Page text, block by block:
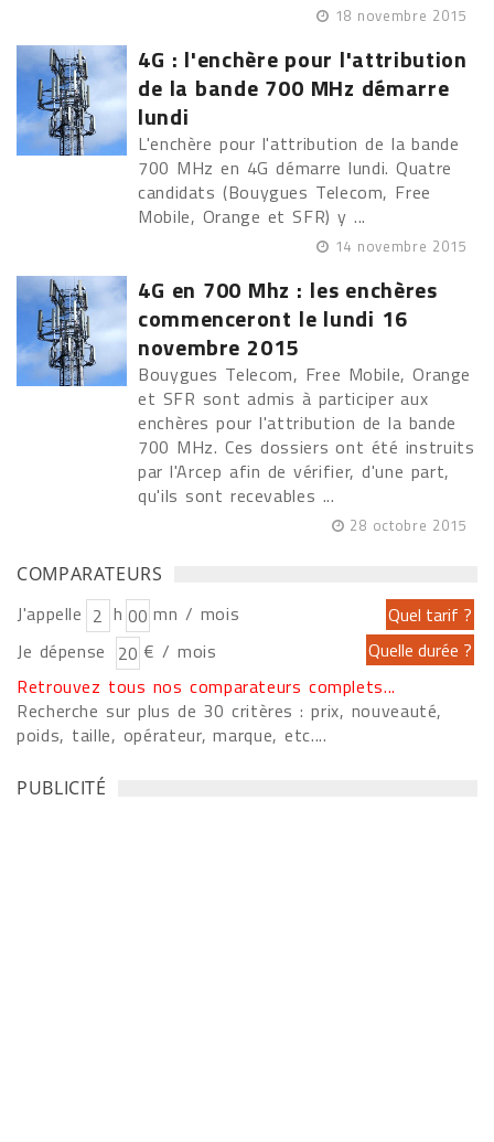
18 novembre 2015
4G : l'enchère pour l'attribution
de la bande 700 MHz démarre
lundi
L'enchère pour l'attribution de la bande
700 MHz en 4G démarre lundi. Quatre
candidats (Bouygues Telecom, Free
Mobile, Orange et SFR) y ...
14 novembre 2015
4G en 700 Mhz : les enchères
commenceront le lundi 16
novembre 2015
Bouygues Telecom, Free Mobile, Orange
et SFR sont admis à participer aux
enchères pour l'attribution de la bande
700 MHz. Ces dossiers ont été instruits
par l'Arcep afin de vérifier, d'une part,
qu'ils sont recevables ...
28 octobre 2015
COMPARATEURS
J'appelle h
mn / mois
Je dépense
€ / mois
Retrouvez tous nos comparateurs complets...
Recherche sur plus de 30 critères : prix, nouveauté,
poids, taille, opérateur, marque, etc....
PUBLICITÉ